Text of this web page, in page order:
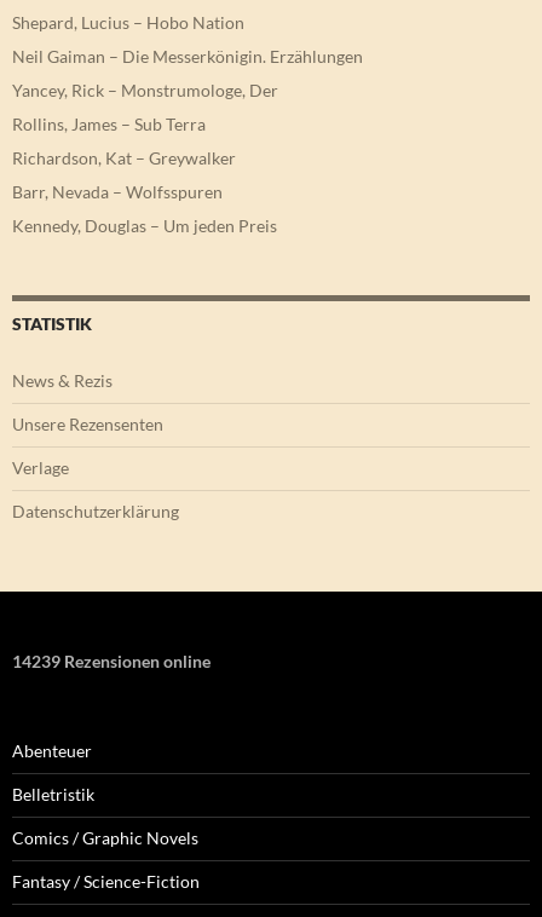
Shepard, Lucius – Hobo Nation
Neil Gaiman – Die Messerkönigin. Erzählungen
Yancey, Rick – Monstrumologe, Der
Rollins, James – Sub Terra
Richardson, Kat – Greywalker
Barr, Nevada – Wolfsspuren
Kennedy, Douglas – Um jeden Preis
STATISTIK
News & Rezis
Unsere Rezensenten
Verlage
Datenschutzerklärung
14239 Rezensionen online
Abenteuer
Belletristik
Comics / Graphic Novels
Fantasy / Science-Fiction